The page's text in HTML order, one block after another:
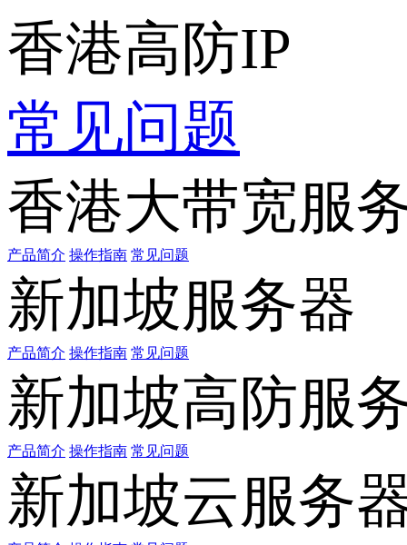
香港高防IP
常见问题
香港大带宽服
产品简介 操作指南 常见问题
新加坡服务器
产品简介 操作指南 常见问题
新加坡高防服
产品简介 操作指南 常见问题
新加坡云服务